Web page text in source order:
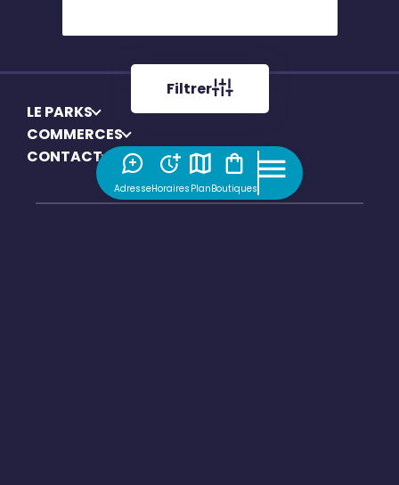
AdresseHoraires PlanBoutiques
Filtrer
LE PARKS
COMMERCES
CONTACT